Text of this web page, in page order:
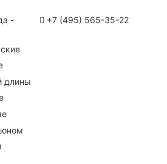
- +7 (495) 565-35-22
длины